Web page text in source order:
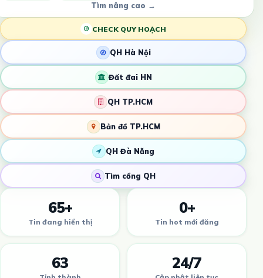
Tìm nâng cao →
CHECK QUY HOẠCH
QH Hà Nội
Đất đai HN
QH TP.HCM
Bản đồ TP.HCM
QH Đà Nẵng
Tìm cổng QH
65+
Tin đang hiển thị
0+
Tin hot mới đăng
63 24/7